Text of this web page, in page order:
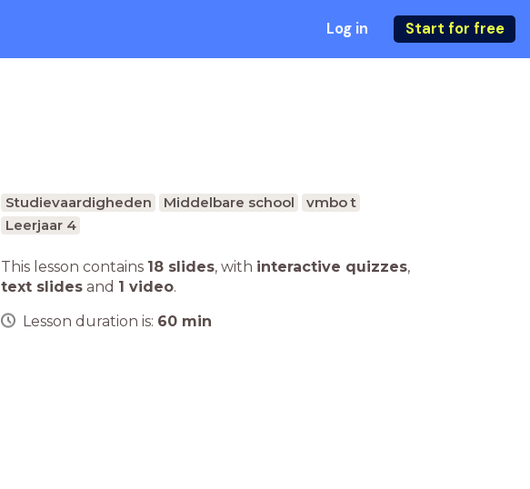
Log in Start for free
Studievaardigheden Middelbare school
vmbo t
Leerjaar 4
This lesson contains 18 slides, with interactive quizzes,
text slides and 1 video.
Lesson duration is: 60 min